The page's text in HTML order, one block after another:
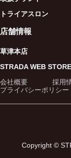
トライアスロン
店舗情報
草津本店
STRADA WEB STORE
会社概要 採用
プライバシーポリシー
Copyright ©